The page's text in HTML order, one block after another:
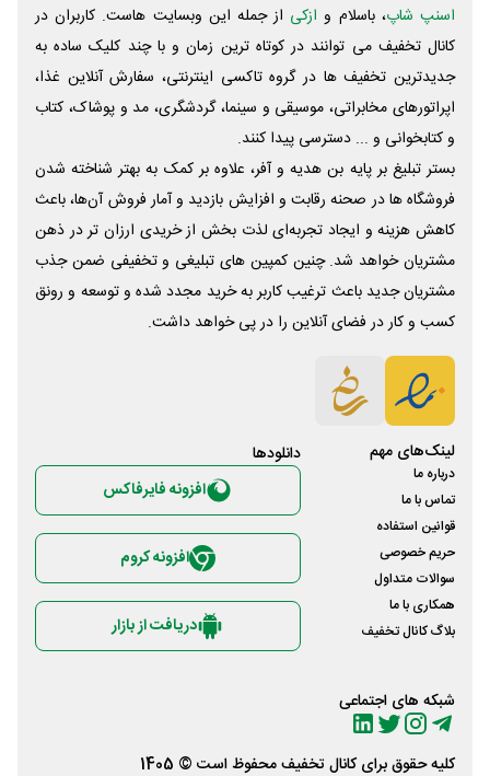
اسنپ شاپ، باسلام و ازکی از جمله این وبسایت ‌هاست. کاربران در
کانال تخفیف می توانند در کوتاه ترین زمان و با چند کلیک ساده به
جدیدترین تخفیف ها در گروه تاکسی اینترنتی، سفارش آنلاین غذا،
اپراتورهای مخابراتی، موسیقی و سینما، گردشگری، مد و پوشاک، کتاب
و کتابخوانی و ... دسترسی پیدا کنند.
بستر تبلیغ بر پایه بن هدیه و آفر، علاوه بر کمک به بهتر شناخته شدن
فروشگاه ها در صحنه رقابت و افزایش بازدید و آمار فروش آن‌ها، باعث
کاهش هزینه و ایجاد تجربه‌ای لذت بخش از خریدی ارزان تر در ذهن
مشتریان خواهد شد. چنین کمپین های تبلیغی و تخفیفی ضمن جذب
مشتریان جدید باعث ترغیب کاربر به خرید مجدد شده و توسعه و رونق
کسب و کار در فضای آنلاین را در پی خواهد داشت.
لینک‌های مهم
درباره ما
تماس با ما
قوانین استفاده
حریم خصوصی
سوالات متداول
همکاری با ما
بلاگ کانال تخفیف
شبکه های اجتماعی
دانلود‌ها
افزونه فایرفاکس
افزونه کروم
دریافت از بازار
کلیه حقوق برای کانال تخفیفمحفوظ است © 1405